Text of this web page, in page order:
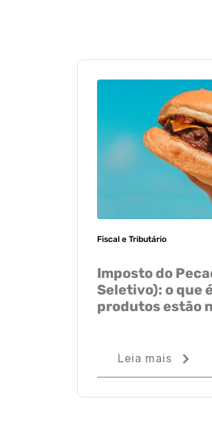
Fiscal e Tributário
Imposto do
Seletivo): o que
produtos estão
Leia mais